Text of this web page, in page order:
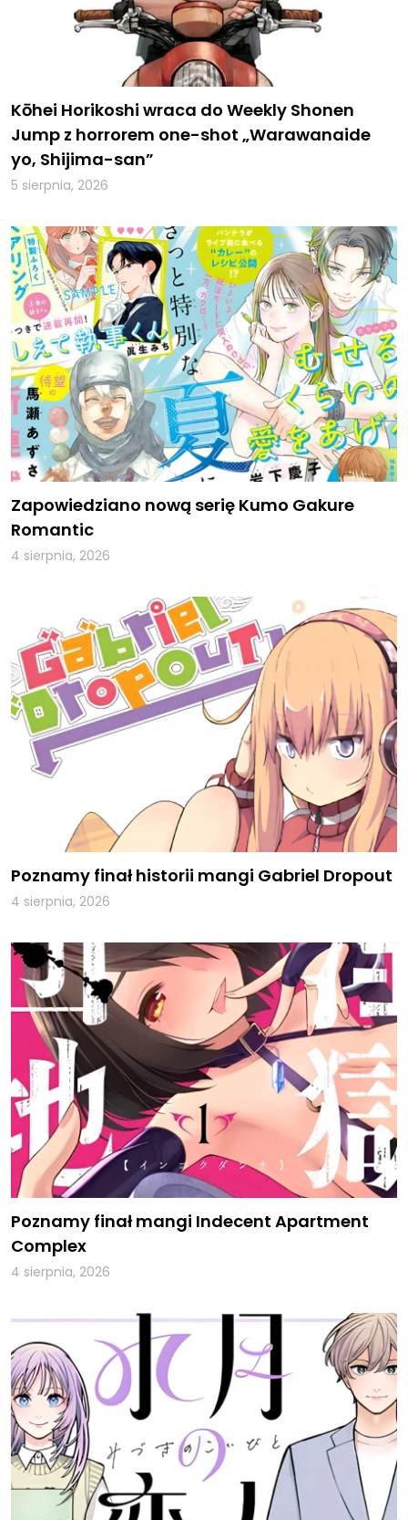
Kōhei Horikoshi wraca do Weekly Shonen
Jump z horrorem one-shot „Warawanaide
yo, Shijima-san”
5 sierpnia, 2026
Zapowiedziano nową serię Kumo Gakure
Romantic
4 sierpnia, 2026
Poznamy finał historii mangi Gabriel Dropout
4 sierpnia, 2026
Poznamy finał mangi Indecent Apartment
Complex
4 sierpnia, 2026